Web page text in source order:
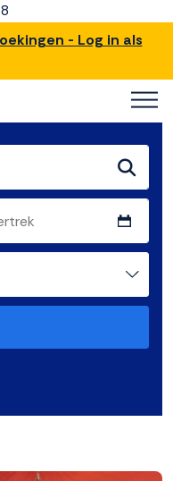
- Log in als